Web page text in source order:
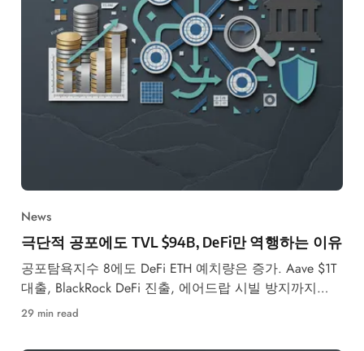
News
극단적 공포에도 TVL $94B, DeFi만 역행하는 이유
공포탐욕지수 8에도 DeFi ETH 예치량은 증가. Aave $1T
대출, BlackRock DeFi 진출, 에어드랍 시빌 방지까지
2026년 DeFi 생태계 완전 분석.
29 min read